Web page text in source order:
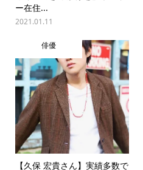
ー在住...
2021.01.11
俳優
【久保 宏貴さん】実績多数で